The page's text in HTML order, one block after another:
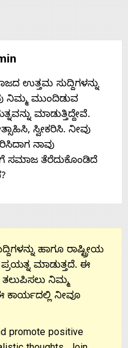
ಉತ್ತಮ ಸುದ್ದಿಗಳನ್ನು
ನಿಮ್ಮ ಮುಂದಿಡುವ
ಮಾಡುತ್ತಿದ್ದೇವೆ.
ಸ್ವೀಕರಿಸಿ. ನೀವು
ನಾವು
ಸಮಾಜ ತೆರೆದುಕೊಂಡಿದೆ
ಹಾಗೂ ರಾಷ್ಟ್ರೀಯ
ಮಾಡುತ್ತದೆ. ಈ
ತಲುಪಿಸಲು ನಿಮ್ಮ
ಈ ಕಾರ್ಯದಲ್ಲಿ ನೀವೂ
promote positive